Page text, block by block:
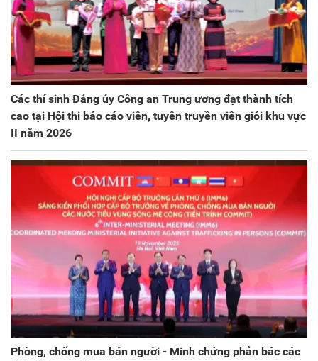
Các thí sinh Đảng ủy Công an Trung ương đạt thành tích
cao tại Hội thi báo cáo viên, tuyên truyền viên giỏi khu vực
II năm 2026
Phòng, chống mua bán người - Minh chứng phản bác các